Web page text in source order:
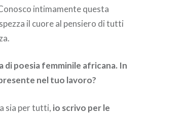
intimamente questa
il cuore al pensiero di tutti
poesia femminile africana. In
nel tuo lavoro?
sia per tutti, io scrivo per le